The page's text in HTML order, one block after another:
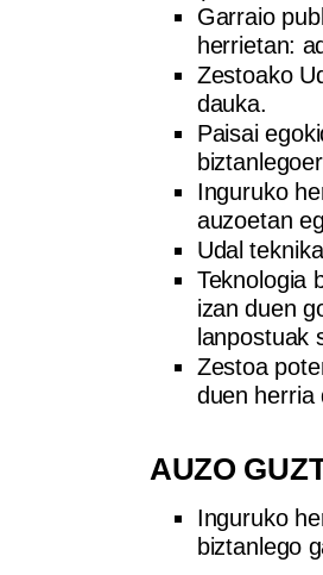
Garraio
herrietan:
Zestoako
dauka.
Paisai
Inguruko
auzoetan
Udal
Teknologia
izan duen
lanpostuak
Zestoa
duen herria
AUZO
Inguruko
biztanlego